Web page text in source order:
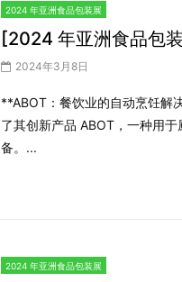
2024 年亚洲食品包装展
[2024 年亚洲食品包
2024年3月8日
**ABOT：餐饮业的自动烹饪
了其创新产品 ABOT，一种用
备。...
2024 年亚洲食品包装展